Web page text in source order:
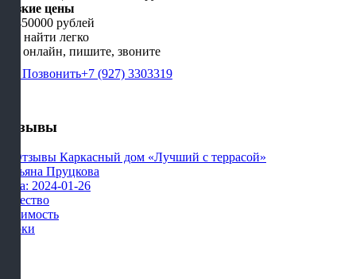
Низкие цены
от 450000 рублей
Нас найти легко
Мы онлайн, пишите, звоните
Позвонить+7 (927) 3303319
Отзывы
Татьяна Пруцкова
Дата: 2024-01-26
Качество
Стоимость
Сроки